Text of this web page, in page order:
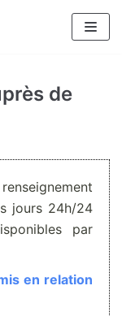
de
jours 24h/24
par
en relation